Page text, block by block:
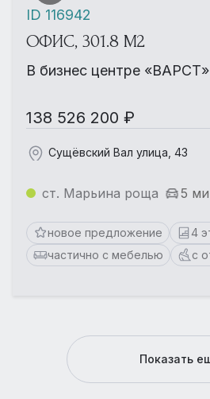
ОФИС, 301.8 М2
В бизнес центре «ВАРСТ»
138 526 200 ₽
Сущёвский Вал улица, 43
ст. Марьина роща 5
новое предложение 4
частично с мебелью
с
ID 116942
Показать